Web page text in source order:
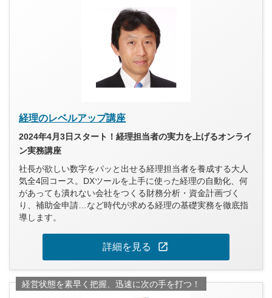
経理のレベルアップ講座
2024年4月3日スタート！経理担当者の実力を上げるオンライ
ン実務講座
社長が欲しい数字をパッと出せる経理担当者を養成する大人
気全4回コース。DXツールを上手に使った経理の自動化、何
があっても潰れない会社をつくる財務分析・資金計画づく
り、補助金申請…など時代が求める経理の基礎実務を徹底指
導します。
詳細を見る open_in_new
経営状態を素早く把握、迅速に次の手を打つ！